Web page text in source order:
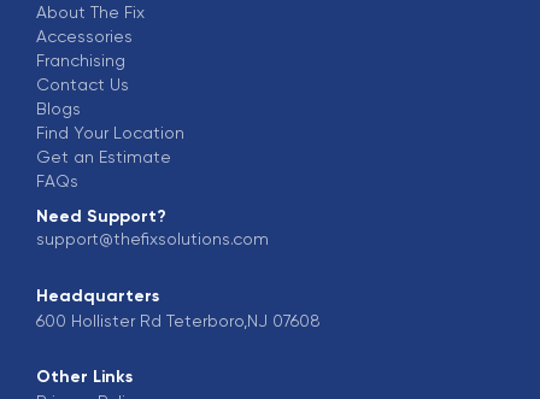
About The Fix
Accessories
Franchising
Contact Us
Blogs
Find Your Location
Get an Estimate
FAQs
Need Support?
support@thefixsolutions.com
Headquarters
600 Hollister Rd Teterboro,NJ 07608
Other Links